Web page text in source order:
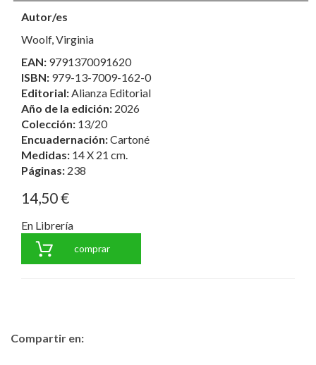
Autor/es
Woolf, Virginia
EAN: 9791370091620
ISBN: 979-13-7009-162-0
Editorial:Alianza Editorial
Año de la edición: 2026
Colección: 13/20
Encuadernación:Cartoné
Medidas: 14 X 21 cm.
Páginas: 238
14,50 €
En Librería
comprar
Compartir en: